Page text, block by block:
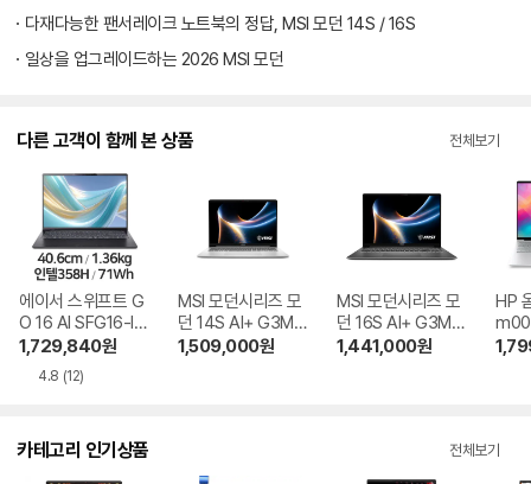
다재다능한 팬서레이크 노트북의 정답, MSI 모던 14S / 16S
일상을 업그레이드하는 2026 MSI 모던
다른 고객이 함께 본 상품 전체보기
에이서 스위프트 G
O 16 AI SFG16-I7
1-75Y2 SSD 512
1,729,840원
4.8 (12)
MSI 모던시리즈 모
던 14S AI+ G3MG
-U7 OLED SSD 5
1,509,000원
MSI 모던시리즈 모
던 16S AI+ G3MG
-U5 OLED SSD 5
1,441,000원
HP
2GB
카테고리 인기상품 전체보기